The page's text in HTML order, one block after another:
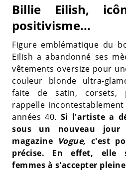
Billie Eilish,
positivisme...
Figure emblématique du
Eilish a abandonné ses
vêtements oversize pour
couleur blonde ultra-
faite de satin, corsets,
rappelle
années 40. Si l'artiste a
sous un nouveau jour
magazine Vogue, c'est
précise. En effet, elle
femmes à s'accepter